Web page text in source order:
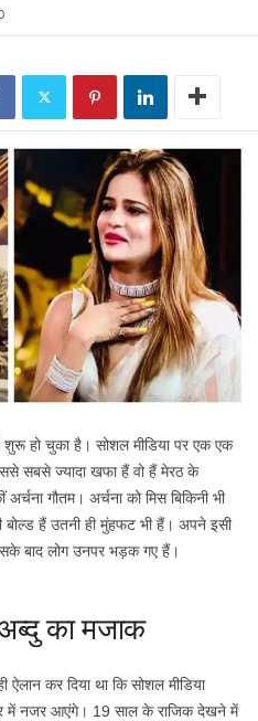
शुरू हो चुका है। सोशल मीडिया पर एक एक
सबसे ज्यादा खफा हैं वो हैं मेरठ के
गौतम। अर्चना को मिस बिकिनी भी
बोल्ड हैं उतनी ही मुंहफट भी हैं। अपने इसी
बाद लोग उनपर भड़क गए हैं।
का मजाक
कर दिया था कि सोशल मीडिया
में नजर आएंगे। 19 साल के राजिक देखने में